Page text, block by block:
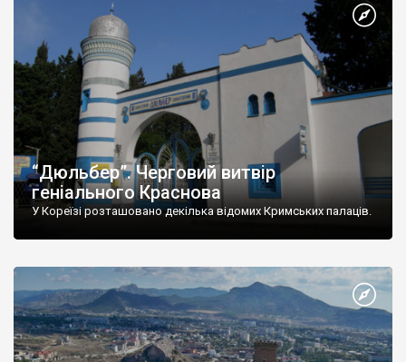
“Дюльбер”. Черговий витвір
геніального Краснова
У Кореїзі розташовано декілька відомих Кримських палаців.